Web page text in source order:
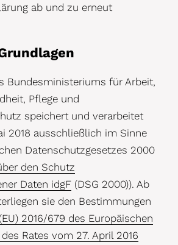
ab und zu erneut
Bundesministeriums für Arbeit,
Pflege und
speichert und verarbeitet
2018 ausschließlich im Sinne
Datenschutzgesetzes 2000
den Schutz
Daten idgF (DSG 2000)). Ab
sie den Bestimmungen
2016/679 des Europäischen
Rates vom 27. April 2016